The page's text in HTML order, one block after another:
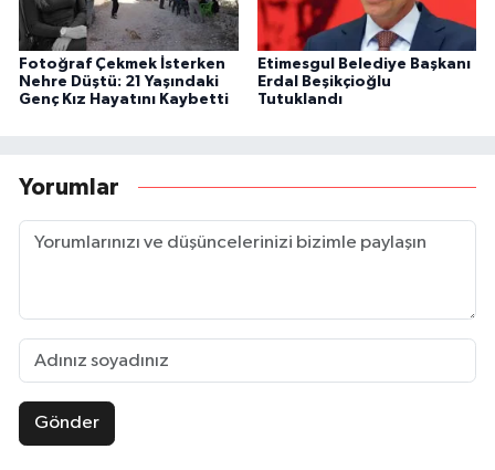
Fotoğraf Çekmek İsterken
Nehre Düştü: 21 Yaşındaki
Genç Kız Hayatını Kaybetti
Etimesgul Belediye Başkanı
Erdal Beşikçioğlu
Tutuklandı
Yorumlar
Gönder